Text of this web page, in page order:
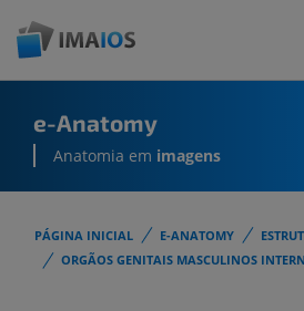
e-Anatomy
Anatomia em imagens
PÁGINA INICIAL E-ANATOMY
ORGÃOS GENITAIS MASCULINOS